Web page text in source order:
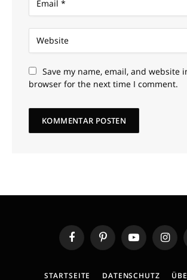
Save my name, email, and website
browser for the next time I comment.
FacebookPinterestYouTube
STARTSEITE DATENSCHUTZ